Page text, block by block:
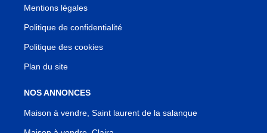
Mentions légales
Politique de confidentialité
Politique des cookies
Plan du site
NOS ANNONCES
Maison à vendre, Saint laurent de la salanque